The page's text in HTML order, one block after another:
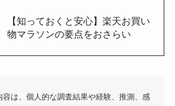
【知っておくと安心】楽天お買い
物マラソンの要点をおさらい
容は、個人的な調査結果や経験、推測、感